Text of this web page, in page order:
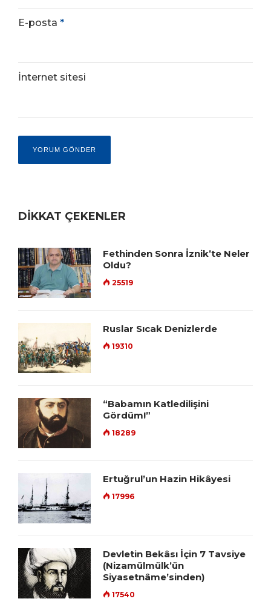
E-posta *
İnternet sitesi
DİKKAT ÇEKENLER
Fethinden Sonra İznik’te Neler
Oldu?
25519
Ruslar Sıcak Denizlerde
19310
“Babamın Katledilişini
Gördüm!”
18289
Ertuğrul’un Hazin Hikâyesi
17996
Devletin Bekâsı İçin 7 Tavsiye
(Nizamülmülk’ün
Siyasetnâme’sinden)
17540